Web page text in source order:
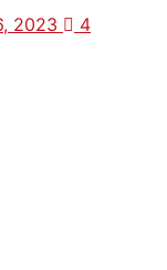
2023 4